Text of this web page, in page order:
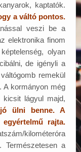
kaptatók.
a váltó pontos.
veszi be a
elektronika finom
olyan
de igényli a
remekül
A kormányon még
lágyul majd,
ülni benne. A
rajta.
kilométeróra
a